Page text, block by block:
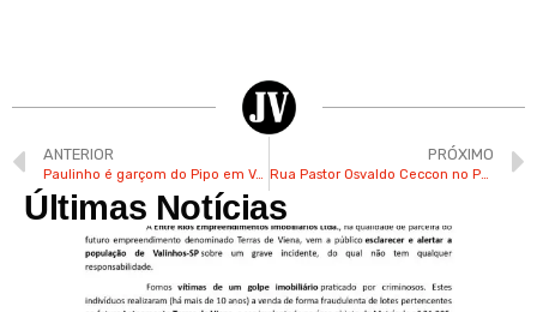
ANTERIOR
Paulinho é garçom do Pipo em Valinhos há mais de 30 anos
PRÓXIMO
Rua Pastor Osvaldo Ceccon no Pq. Portugal em Valinhos terá sentido único a partir desta 5ª
Últimas Notícias